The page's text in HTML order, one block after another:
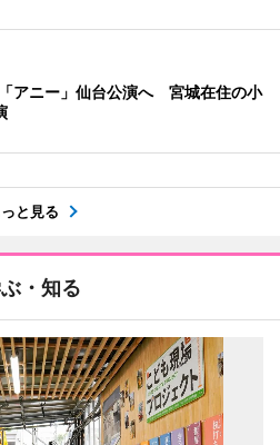
アニー」仙台公演へ 宮城在住の小
と見る
・知る